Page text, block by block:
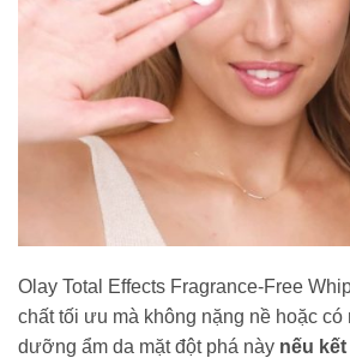
Olay Total Effects Fragrance-Free
chất tối ưu mà không nặng nề hoặc có
dưỡng ẩm da mặt đột phá này nếu